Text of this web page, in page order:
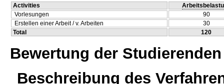
Activities
Vorlesungen
90
Erstellen einer Arbeit / v. Arbeiten
30
Total
120
Bewertung der Studierenden
Beschreibung des